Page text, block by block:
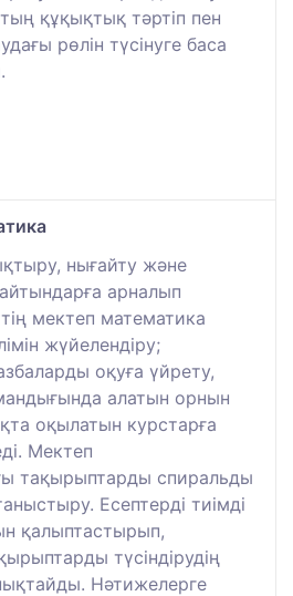
құқықтық тәртіп пен
рөлін түсінуге баса
нығайту және
арналып
мектеп математика
жүйелендіру;
оқуға үйрету,
алатын орнын
оқылатын курстарға
Мектеп
тақырыптарды спиральды
Есептерді тиімді
қалыптастырып,
түсіндірудің
Нәтижелерге